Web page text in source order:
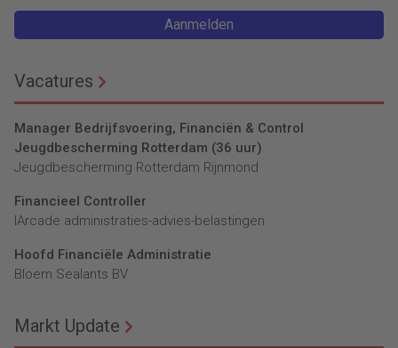
Aanmelden
Vacatures
Manager Bedrijfsvoering, Financiën & Control
Jeugdbescherming Rotterdam (36 uur)
Jeugdbescherming Rotterdam Rijnmond
Financieel Controller
lArcade administraties-advies-belastingen
Hoofd Financiële Administratie
Bloem Sealants BV
Markt Update